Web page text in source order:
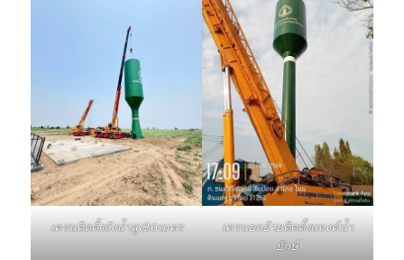
เครนติดตั้งถังน้ำสูง20เมตร
เครนยกย้ายติดตั้งแทงค์น้ำ
ยักษ์